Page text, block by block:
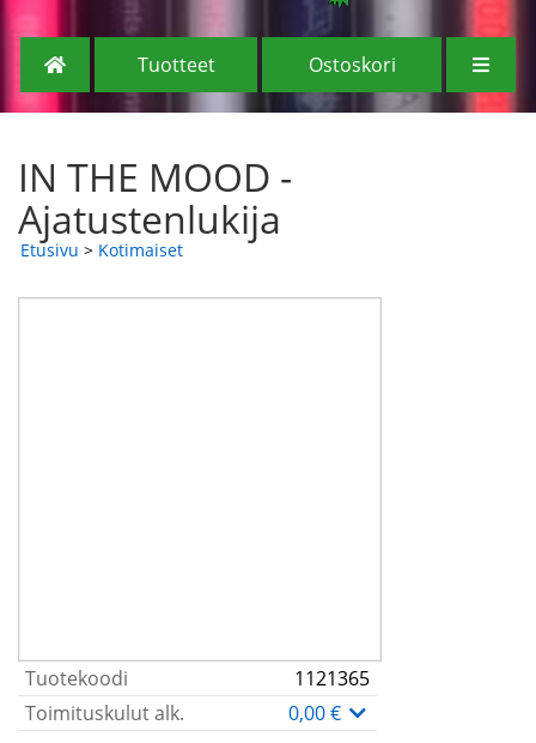
Tuotteet Ostoskori
IN THE MOOD -
Ajatustenlukija
Etusivu > Kotimaiset
Tuotekoodi
1121365
Toimituskulut alk.
0,00 €